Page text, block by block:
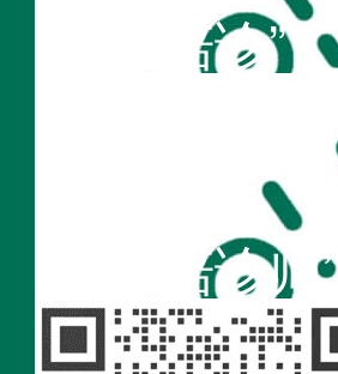
“不疾陪诊”
“不疾陪诊师”